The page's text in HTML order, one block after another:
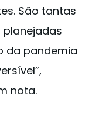
São tantas
da pandemia
nota.